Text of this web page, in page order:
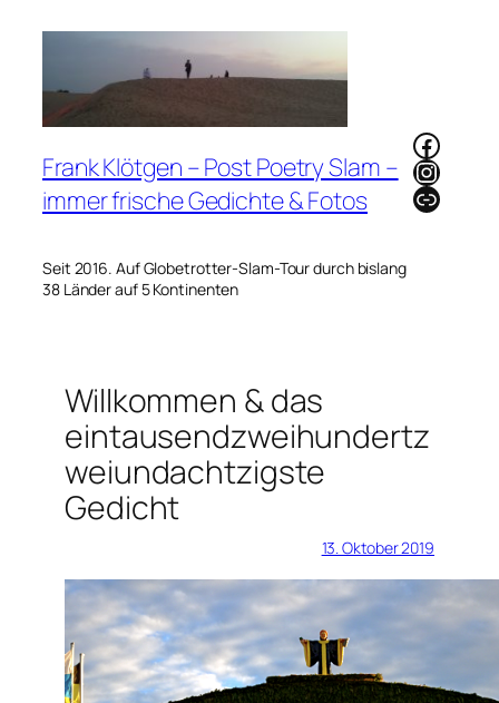
Frank Klötgen – Post Poetry Slam –
immer frische Gedichte & Fotos
Seit 2016. Auf Globetrotter-Slam-Tour durch bislang
38 Länder auf 5 Kontinenten
Link
Willkommen & das
eintausendzweihundertz
weiundachtzigste
Gedicht
13. Oktober 2019